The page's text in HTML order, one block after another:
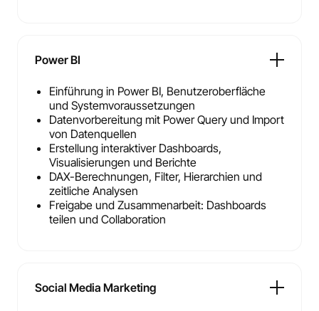
Power BI
Einführung in Power BI, Benutzeroberfläche
und Systemvoraussetzungen
Datenvorbereitung mit Power Query und Import
von Datenquellen
Erstellung interaktiver Dashboards,
Visualisierungen und Berichte
DAX-Berechnungen, Filter, Hierarchien und
zeitliche Analysen
Freigabe und Zusammenarbeit: Dashboards
teilen und Collaboration
Social Media Marketing